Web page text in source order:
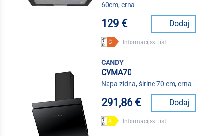
60cm, crna
129 € Dodaj
Informacijski list
candy
CVMA70
Napa zidna, širine 70 cm, crna
291,86 € Dodaj
Informacijski list